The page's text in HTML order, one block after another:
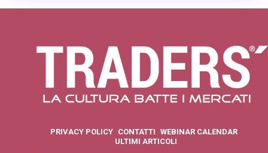
PRIVACY POLICY CONTATTI WEBINAR CALENDAR
ULTIMI ARTICOLI